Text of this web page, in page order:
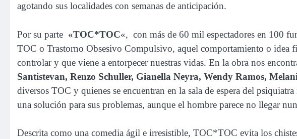
agotando sus localidades con semanas de anticipación.
Por su parte «TOC*TOC«, con más de 60 mil espectadores en 100
TOC o Trastorno Obsesivo Compulsivo, aquel comportamiento o idea
controlar y que viene a entorpecer nuestras vidas. En la obra nos
Santistevan, Renzo Schuller, Gianella Neyra, Wendy Ramos,
diversos TOC y quienes se encuentran en la sala de espera del
una solución para sus problemas, aunque el hombre parece no llegar
Descrita como una comedia ágil e irresistible, TOC*TOC evita los